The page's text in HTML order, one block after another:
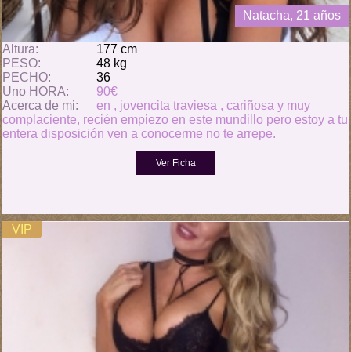
Natacha, 21 años
Altura:
177 cm
PESO:
48 kg
PECHO:
36
Uno HORA:
90€
Acerca de mi:
en , jovencita traviesa , cariñosa y muy
complaciente, recién empiezo en este mundillo pero estoy a tu
entera disposición ven a conocerme no te arrepe.
VIP